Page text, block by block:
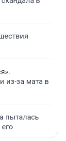
из-за мата в
пыталась